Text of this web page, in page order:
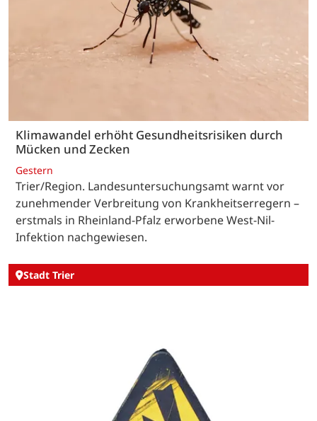
Klimawandel erhöht Gesundheitsrisiken durch
Mücken und Zecken
Gestern
Trier/Region. Landesuntersuchungsamt warnt vor
zunehmender Verbreitung von Krankheitserregern –
erstmals in Rheinland-Pfalz erworbene West-Nil-
Infektion nachgewiesen.
Stadt Trier